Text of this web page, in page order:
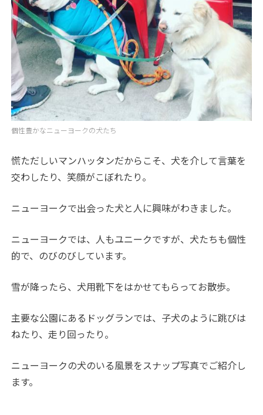
個性豊かなニューヨークの犬たち
慌ただしいマンハッタンだからこそ、犬を介して言葉を
交わしたり、笑顔がこぼれたり。
ニューヨークで出会った犬と人に興味がわきました。
ニューヨークでは、人もユニークですが、犬たちも個性
的で、のびのびしています。
雪が降ったら、犬用靴下をはかせてもらってお散歩。
主要な公園にあるドッグランでは、子犬のように跳びは
ねたり、走り回ったり。
ニューヨークの犬のいる風景をスナップ写真でご紹介し
ます。